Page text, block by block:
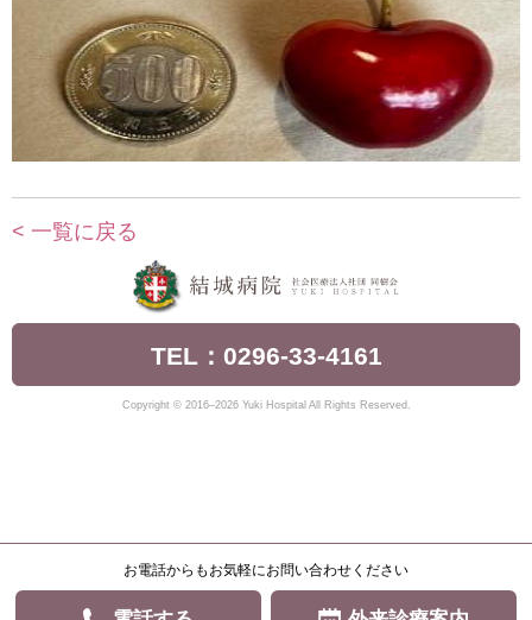
< 一覧に戻る
TEL：0296-33-4161
Copyright © 2016–2026 Yuki Hospital All Rights Reserved.
お電話からもお気軽にお問い合わせください